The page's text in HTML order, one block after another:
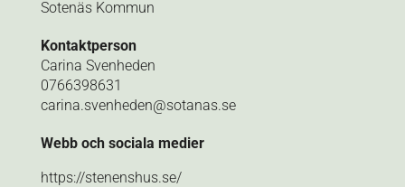
Sotenäs Kommun
Kontaktperson
Carina Svenheden
0766398631
carina.svenheden@sotanas.se
Webb och sociala medier
https://stenenshus.se/